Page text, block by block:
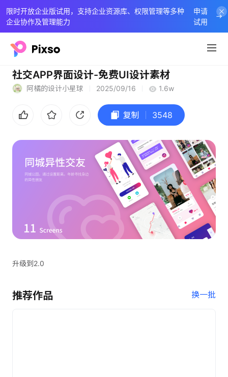
限时开放企业版试用，支持企业资源库、权限管理等多种
企业协作及管理能力
申请
试用
社交APP界面设计-免费UI设计素材
阿橘的设计小星球 2025/09/16 1.6w
复制 3548
升级到2.0
推荐作品 换一批